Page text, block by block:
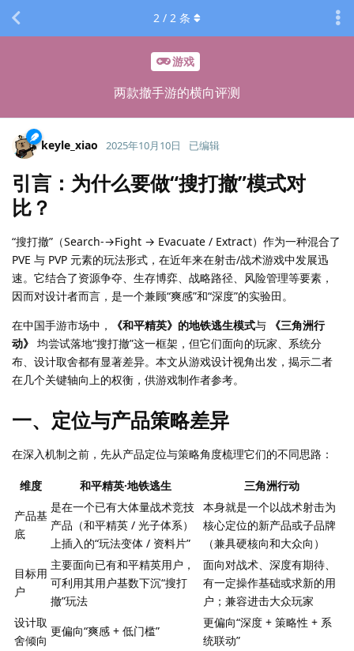
游戏
两款撤手游的横向评测
2 / 2 条
keyle_xiao 2025年10月10日 已编辑
引言：为什么要做“搜打撤”模式对
比？
“搜打撤”（Search-→Fight → Evacuate / Extract）作为一种混合了
PVE 与 PVP 元素的玩法形式，在近年来在射击/战术游戏中发展迅
速。它结合了资源争夺、生存博弈、战略路径、风险管理等要素，
因而对设计者而言，是一个兼顾“爽感”和“深度”的实验田。
在中国手游市场中，
《和平精英》的地铁逃生模式与
《三角洲行
动》 均尝试落地“搜打撤”这一框架，但它们面向的玩家、系统分
布、设计取舍都有显著差异。本文从游戏设计视角出发，揭示二者
在几个关键轴向上的权衡，供游戏制作者参考。
一、定位与产品策略差异
在深入机制之前，先从产品定位与策略角度梳理它们的不同思路：
维度 和平精英·地铁逃生
三角洲行动
产品基
底
是在一个已有大体量战术竞技
产品（和平精英 / 光子体系）
上插入的“玩法变体 / 资料片”
本身就是一个以战术射击为
核心定位的新产品或子品牌
（兼具硬核向和大众向）
目标用
户
主要面向已有和平精英用户，
可利用其用户基数下沉“搜打
撤”玩法
面向对战术、深度有期待、
有一定操作基础或求新的用
户；兼容进击大众玩家
设计取
舍倾向
更偏向“爽感 + 低门槛”
更偏向“深度 + 策略性 + 系
统联动”